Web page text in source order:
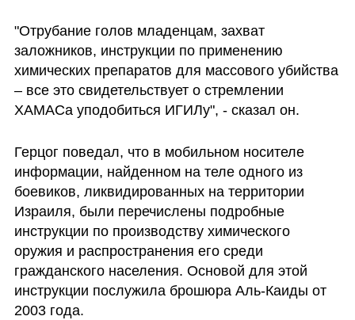
"Отрубание голов младенцам, захват
заложников, инструкции по применению
химических препаратов для массового убийства
– все это свидетельствует о стремлении
ХАМАСа уподобиться ИГИЛу", - сказал он.
Герцог поведал, что в мобильном носителе
информации, найденном на теле одного из
боевиков, ликвидированных на территории
Израиля, были перечислены подробные
инструкции по производству химического
оружия и распространения его среди
гражданского населения. Основой для этой
инструкции послужила брошюра Аль-Каиды от
2003 года.